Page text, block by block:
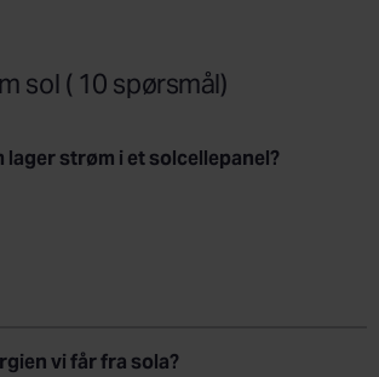
sol ( 10 spørsmål)
lager strøm i et solcellepanel?
vi får fra sola?